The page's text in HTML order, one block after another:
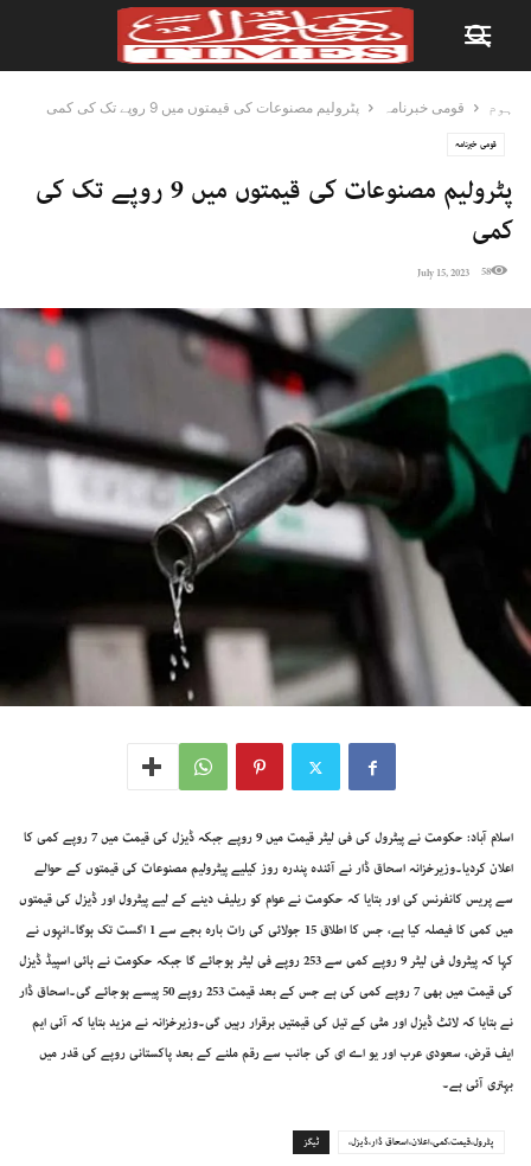
ہوم قومی خبرنامہ پٹرولیم مصنوعات کی قیمتوں میں 9 روپے تک کی کمی
قومی خبرنامہ
پٹرولیم مصنوعات کی قیمتوں میں 9 روپے تک کی
کمی
July 15, 2023 58
اسلام آباد: حکومت نے پیٹرول کی فی لیٹر قیمت میں 9 روپے جبکہ ڈیزل کی قیمت میں 7 روپے کمی کا
اعلان کردیا۔وزیرخزانہ اسحاق ڈار نے آئندہ پندرہ روز کیلیے پیٹرولیم مصنوعات کی قیمتوں کے حوالے
سے پریس کانفرنس کی اور بتایا کہ حکومت نے عوام کو ریلیف دینے کے لیے پیٹرول اور ڈیزل کی قیمتوں
میں کمی کا فیصلہ کیا ہے، جس کا اطلاق 15 جولائی کی رات بارہ بجے سے 1 اگست تک ہوگا۔انہوں نے
کہا کہ پیٹرول فی لیٹر 9 روپے کمی سے 253 روپے فی لیٹر ہوجائے گا جبکہ حکومت نے ہائی اسپیڈ ڈیزل
کی قیمت میں بھی 7 روپے کمی کی ہے جس کے بعد قیمت 253 روپے 50 پیسے ہوجائے گی۔اسحاق ڈار
نے بتایا کہ لائٹ ڈیزل اور مٹی کے تیل کی قیمتیں برقرار رہیں گی۔وزیرخزانہ نے مزید بتایا کہ آئی ایم
ایف قرض، سعودی عرب اور یو اے ای کی جانب سے رقم ملنے کے بعد پاکستانی روپے کی قدر میں
بہتری آئی ہے۔
ٹیگز پٹرول،قیمت،کمی،اعلان،اسحاق ڈار،ڈیزل،